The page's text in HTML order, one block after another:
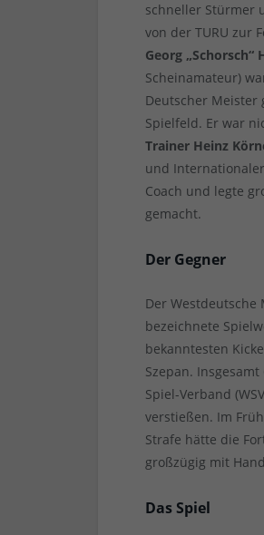
schneller Stürmer
von der TURU zur
Georg „Schorsch“
Scheinamateur)
Deutscher Meister
Spielfeld. Er war
Trainer Heinz
und
Coach und legte
gemacht.
Der Gegner
Der Westdeutsche
bezeichnete
bekanntesten
Szepan.
Spiel-Verband
verstießen. Im
Strafe hätte die
großzügig mit
Das Spiel